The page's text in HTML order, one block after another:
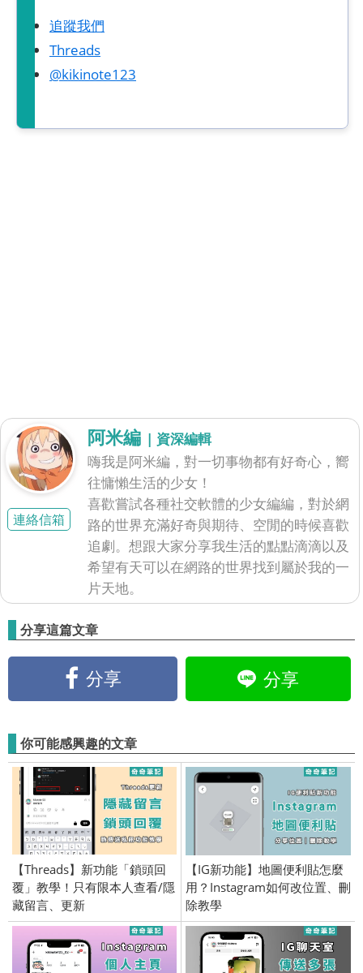
追蹤我們
Threads
@kikinote123
連絡信箱
阿米編 | 資深編輯
嗨我是阿米編，對一切事物都有好奇心，嚮
往慵懶生活的少女！
喜歡嘗試各種社交軟體的少女編編，對於網
路的世界充滿好奇與期待、空閒的時候喜歡
追劇。想跟大家分享我生活的點點滴滴以及
希望有天可以在網路的世界找到屬於我的一
片天地。
分享這篇文章
分享 分享
你可能感興趣的文章
【Threads】新功能「鎖頭回
覆」教學！只有限本人查看/隱
藏留言、更新
【IG新功能】地圖便利貼怎麼
用？Instagram如何改位置、刪
除教學